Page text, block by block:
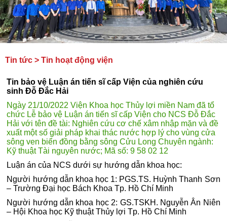
Tin tức > Tin hoạt động viện
Tin bảo vệ Luận án tiến sĩ cấp Viện của nghiên cứu
sinh Đỗ Đắc Hải
Ngày 21/10/2022 Viện Khoa học Thủy lợi miền Nam đã tổ
chức Lễ bảo vệ Luận án tiến sĩ cấp Viện cho NCS Đỗ Đắc
Hải với tên đề tài: Nghiên cứu cơ chế xâm nhập mặn và đề
xuất một số giải pháp khai thác nước hợp lý cho vùng cửa
sông ven biển đồng bằng sông Cửu Long Chuyên ngành:
Kỹ thuật Tài nguyên nước; Mã số: 9 58 02 12
Luận án của NCS dưới sự hướng dẫn khoa học:
Người hướng dẫn khoa học 1: PGS.TS. Huỳnh Thanh Sơn
– Trường Đại học Bách Khoa Tp. Hồ Chí Minh
Người hướng dẫn khoa học 2: GS.TSKH. Nguyễn Ân Niên
– Hội Khoa học Kỹ thuật Thủy lợi Tp. Hồ Chí Minh